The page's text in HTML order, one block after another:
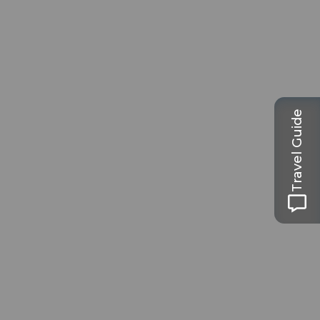
Travel Guide